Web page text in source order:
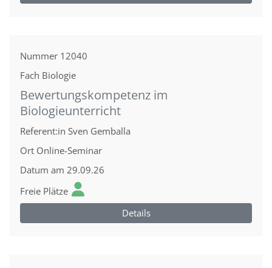
Nummer 12040
Fach Biologie
Bewertungskompetenz im
Biologieunterricht
Referent:in Sven Gemballa
Ort Online-Seminar
Datum am 29.09.26
Freie Plätze
Details